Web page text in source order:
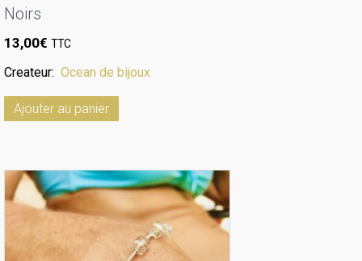
Noirs
13,00€ TTC
Createur: Ocean de bijoux
Ajouter au panier